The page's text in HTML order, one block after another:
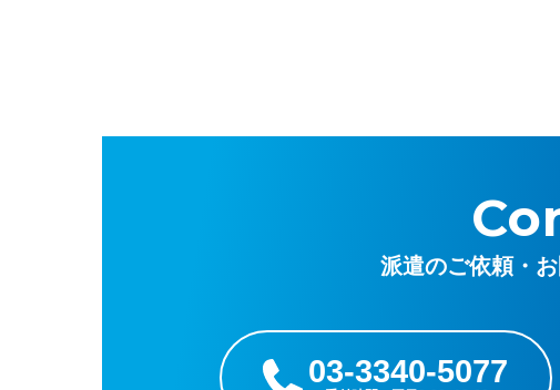
派遣のご依頼・
03-3340-5077